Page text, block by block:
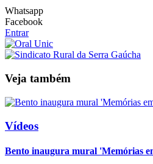
Whatsapp
Facebook
Entrar
Veja também
Vídeos
Bento inaugura mural 'Memórias